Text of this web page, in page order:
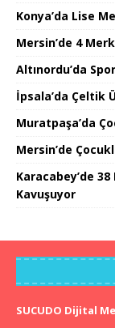
Konya’da Lise
Mersin’de 4
Altınordu’da
İpsala’da Çeltik
Muratpaşa’da
Mersin’de
Karacabey’de
Kavuşuyor
SUCUDO Dijital